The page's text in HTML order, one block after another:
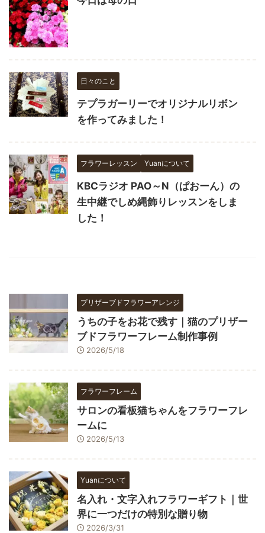
日々のこと
テプラガーリーでオリジナルリボン
を作ってみました！
フラワーレッスン Yuanについて
KBCラジオ PAO～N（ぱおーん）の
生中継でしめ縄飾りレッスンをしま
した！
プリザーブドフラワーアレンジ
うちの子をお花で残す｜猫のプリザー
ブドフラワーフレーム制作事例
2026/5/18
フラワーフレーム
サロンの看板猫ちゃんをフラワーフレ
ームに
2026/5/13
Yuanについて
名入れ・文字入れフラワーギフト｜世
界に一つだけの特別な贈り物
2026/3/31